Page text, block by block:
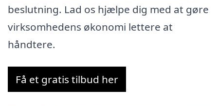
beslutning. Lad os hjælpe dig med at gøre
virksomhedens økonomi lettere at
håndtere.
Få et gratis tilbud her